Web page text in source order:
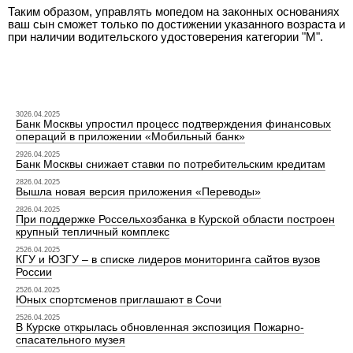
Таким образом, управлять мопедом на законных основаниях
ваш сын сможет только по достижении указанного возраста и
при наличии водительского удостоверения категории "M".
3026.04.2025
Банк Москвы упростил процесс подтверждения финансовых
операций в приложении «Мобильный банк»
2926.04.2025
Банк Москвы снижает ставки по потребительским кредитам
2826.04.2025
Вышла новая версия приложения «Переводы»
2826.04.2025
При поддержке Россельхозбанка в Курской области построен
крупный тепличный комплекс
2526.04.2025
КГУ и ЮЗГУ – в списке лидеров мониторинга сайтов вузов
России
2526.04.2025
Юных спортсменов приглашают в Сочи
2526.04.2025
В Курске открылась обновленная экспозиция Пожарно-
спасательного музея